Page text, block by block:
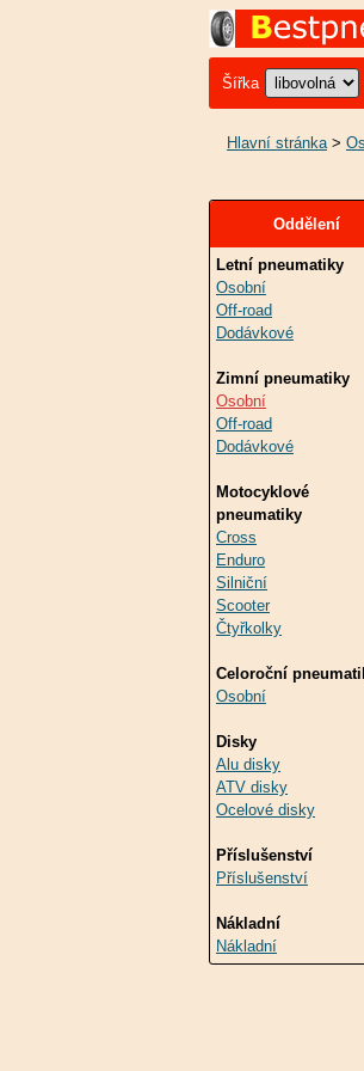
Šířka
Hlavní stránka>
Oddělení
Letní pneumatiky
Osobní
Off-road
Dodávkové
Zimní pneumatiky
Osobní
Off-road
Dodávkové
Motocyklové
pneumatiky
Cross
Enduro
Silniční
Scooter
Čtyřkolky
Celoroční
Osobní
Disky
Alu disky
ATV disky
Ocelové disky
Příslušenství
Příslušenství
Nákladní
Nákladní